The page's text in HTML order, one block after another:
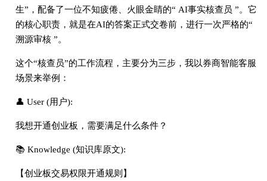
生”，配备了一位不知疲倦、火眼金睛的“ AI事实核查员 ”。它
的核心职责，就是在AI的答案正式交卷前，进行一次严格的“
溯源审核 ”。
这个“核查员”的工作流程，主要分为三步，我以券商智能客服
场景来举例：
👤 User (用户):
我想开通创业板，需要满足什么条件？
📚 Knowledge (知识库原文):
【创业板交易权限开通规则】